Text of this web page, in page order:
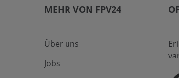
MEHR VON FPV24
Über uns
Jobs